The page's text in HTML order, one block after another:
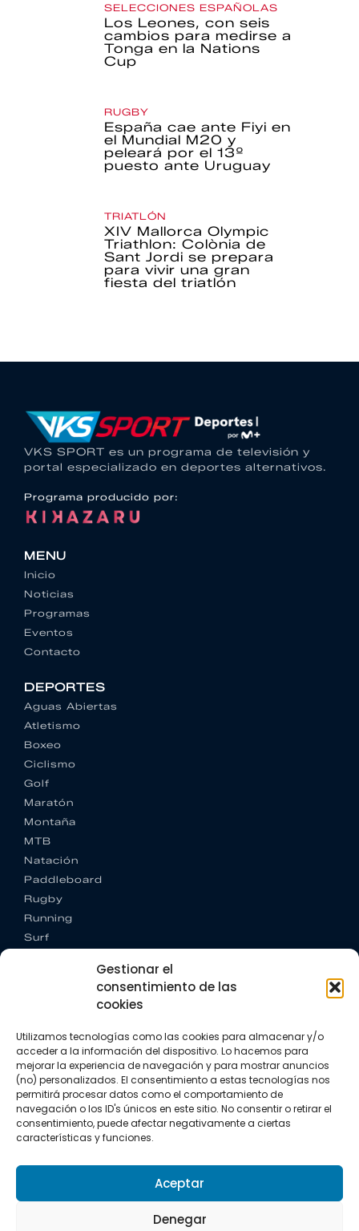
Gestionar el
consentimiento de las
cookies
Utilizamos tecnologías como las cookies para almacenar y/o
acceder a la información del dispositivo. Lo hacemos para
mejorar la experiencia de navegación y para mostrar anuncios
(no) personalizados. El consentimiento a estas tecnologías nos
permitirá procesar datos como el comportamiento de
navegación o los ID's únicos en este sitio. No consentir o retirar el
consentimiento, puede afectar negativamente a ciertas
características y funciones.
Aceptar
Denegar
SELECCIONES ESPAÑOLAS
Los Leones, con seis
cambios para medirse a
Tonga en la Nations
Cup
RUGBY
España cae ante Fiyi en
el Mundial M20 y
peleará por el 13º
puesto ante Uruguay
TRIATLÓN
XIV Mallorca Olympic
Triathlon: Colònia de
Sant Jordi se prepara
para vivir una gran
fiesta del triatlón
VKS SPORT es un programa de televisión y
portal especializado en deportes alternativos.
Programa producido por:
MENU
Inicio
Noticias
Programas
Eventos
Contacto
DEPORTES
Aguas Abiertas
Atletismo
Boxeo
Ciclismo
Golf
Maratón
Montaña
MTB
Natación
Paddleboard
Rugby
Running
Surf
CONTACTO
+34 662 342 177
info@vkssport.com
SÍGUENOS
Política de privacidad
Política de cookies